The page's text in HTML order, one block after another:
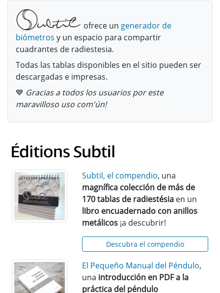
ofrece un generador de
biómetros y un espacio para compartir
cuadrantes de radiestesia.
Todas las tablas disponibles en el sitio pueden ser
descargadas e impresas.
💙 Gracias a todos los usuarios por este
maravilloso uso com'ún!
Subtil, el compendio, una
magnífica colección de más de
170 tablas de radiestésia en un
libro encuadernado con anillos
metálicos ¡a descubrir!
Descubra el compendio
El Pequeño Manual del Péndulo,
una introducción en PDF a la
práctica del péndulo